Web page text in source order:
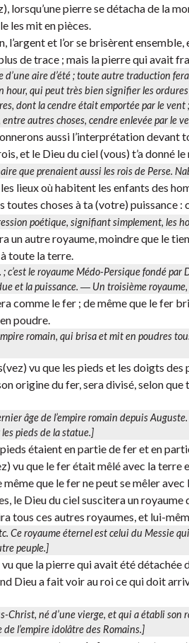
lorsqu’une pierre se détacha de la
les mit en pièces.
l’argent et l’or se brisèrent
de trace ; mais la pierre qui avait
aire d’été; toute autre traduction
hour, qui peut très bien signifier les ordures
dont la cendre était emportée par le
autres choses, cendre enlevée par le
aussi l’interprétation devant
et le Dieu du ciel (vous) t’a donné
que prenaient aussi les rois de Perse.
lieux où habitent les enfants des
toutes choses à ta (votre) puissance :
poétique, signifiant simplement, les
un autre royaume, moindre que le
toute la terre.
; c’est le royaume Médo-Persique fondé
et la puissance. ― Un troisième
comme le fer ; de même que le fer
poudre.
romain, qui brisa et mit en poudres
vu que les pieds et les doigts
origine du fer, sera divisé, selon
âge de l’empire romain depuis
pieds de la statue.]
étaient en partie de fer et en
vu que le fer était mêlé avec la terre
que le fer ne peut se mêler avec
le Dieu du ciel suscitera un
tous ces autres royaumes, et lui-
Ce royaume éternel est celui du Messie
peuple.]
que la pierre qui avait été détachée
Dieu a fait voir au roi ce qui doit
Christ, né d’une vierge, et qui a établi
de l’empire idolâtre des Romains.]